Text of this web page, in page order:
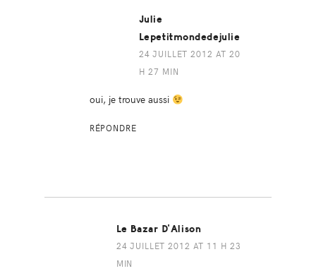
Julie
Lepetitmondedejulie
24 JUILLET 2012 AT 20
H 27 MIN
oui, je trouve aussi
RÉPONDRE
Le Bazar D'Alison
24 JUILLET 2012 AT 11 H 23
MIN